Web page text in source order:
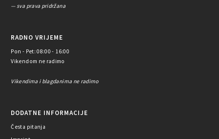
— sva prava pridržana
RADNO VRIJEME
Pon - Pet: 08:00 - 16:00
Vikendom ne radimo
Vikendima i blagdanima ne radimo
DODATNE INFORMACIJE
Česta pitanja